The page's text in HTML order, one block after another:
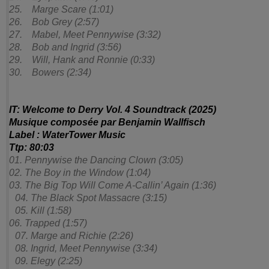
25. Marge Scare (1:01)
26. Bob Grey (2:57)
27. Mabel, Meet Pennywise (3:32)
28. Bob and Ingrid (3:56)
29. Will, Hank and Ronnie (0:33)
30. Bowers (2:34)
IT: Welcome to Derry Vol. 4 Soundtrack (2025)
Musique composée par Benjamin Wallfisch
Label : WaterTower Music
Ttp: 80:03
01. Pennywise the Dancing Clown (3:05)
02. The Boy in the Window (1:04)
03. The Big Top Will Come A-Callin’ Again (1:36)
04. The Black Spot Massacre (3:15)
05. Kill (1:58)
06. Trapped (1:57)
07. Marge and Richie (2:26)
08. Ingrid, Meet Pennywise (3:34)
09. Elegy (2:25)